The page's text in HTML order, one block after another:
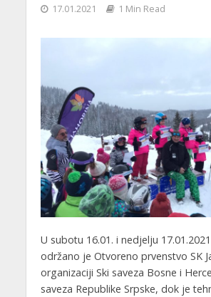
17.01.2021 1 Min Read
U subotu 16.01. i nedjelju
održano je Otvoreno prvenstvo SK
organizaciji Ski saveza Bosne i
saveza Republike Srpske, dok je